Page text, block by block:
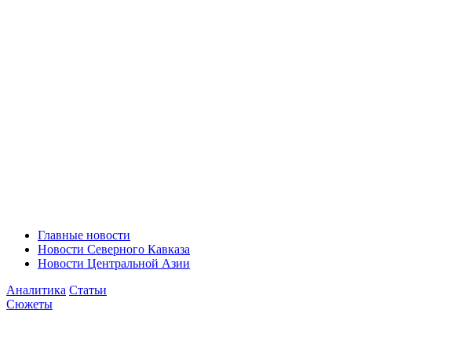
Главные новости
Новости Северного Кавказа
Новости Центральной Азии
Аналитика Статьи
Сюжеты